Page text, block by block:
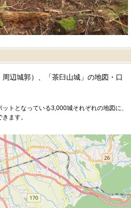
辺城郭）、「茶臼山城」の地図・口
トとなっている3,000城それぞれの地図に、
ます。